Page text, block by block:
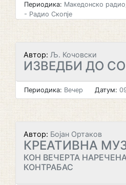
Периодика: Македонско радио
- Радио Скопје
Автор: Љ. Кочовски
ИЗВЕДБИ ДО
Периодика: Вечер Датум:
Автор: Бојан Ортаков
КРЕАТИВНА
КОН ВЕЧЕРТА
КОНТРАБАС